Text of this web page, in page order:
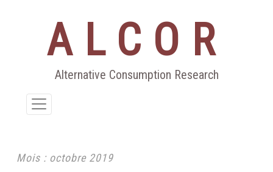
contenuALCOR
Alternative Consumption Research
Mois : octobre 2019